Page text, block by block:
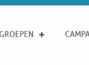
GROEPEN